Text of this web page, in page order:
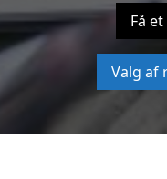
Få
Valg af